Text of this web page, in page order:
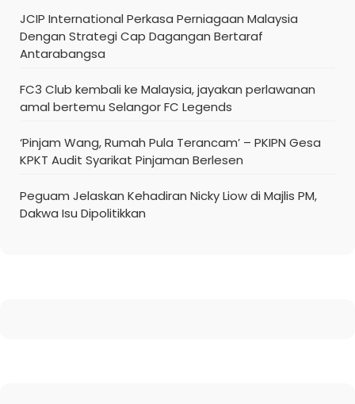
JCIP International Perkasa Perniagaan Malaysia
Dengan Strategi Cap Dagangan Bertaraf
Antarabangsa
FC3 Club kembali ke Malaysia, jayakan perlawanan
amal bertemu Selangor FC Legends
‘Pinjam Wang, Rumah Pula Terancam’ – PKIPN Gesa
KPKT Audit Syarikat Pinjaman Berlesen
Peguam Jelaskan Kehadiran Nicky Liow di Majlis PM,
Dakwa Isu Dipolitikkan